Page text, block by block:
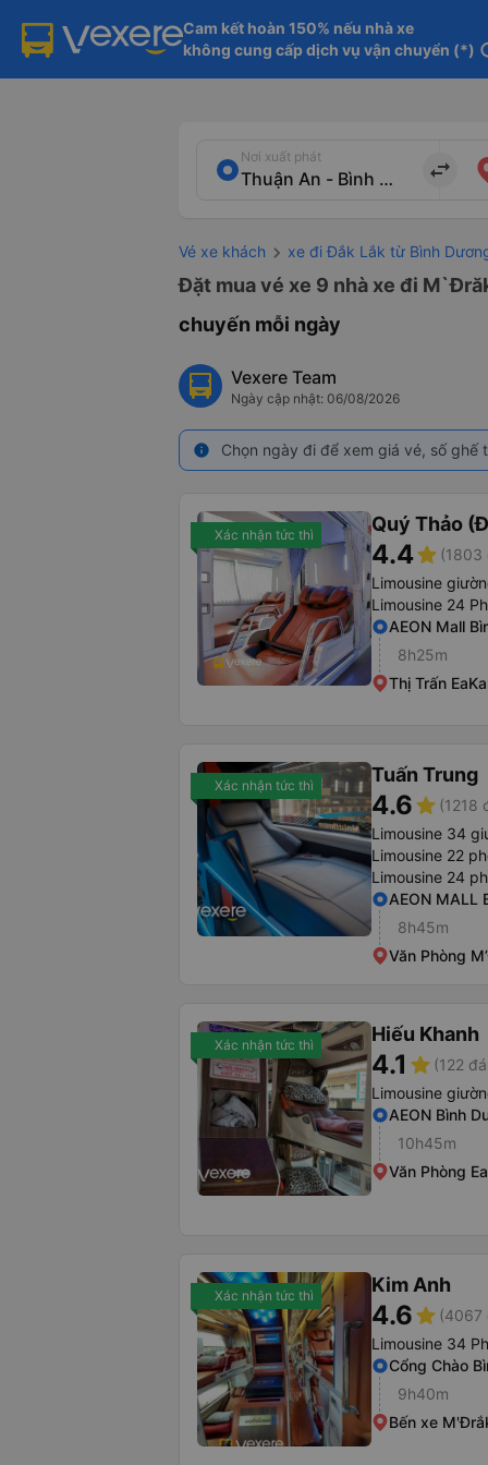
Cam kết hoàn 150% nếu nhà xe
không cung cấp dịch vụ vận chuyển (*)
Nơi xuất phát
import_export
Vé xe khách xe đi Đắk Lắk từ Bình
Đặt mua vé xe 9 nhà xe đi
chuyến mỗi ngày
Vexere Team
Ngày cập nhật: 06/08/2026
info Chọn ngày đi để xem giá vé, số
Xác nhận tức thì Quý Thảo
4.4star (1803
Limousine
Limousine 24
AEON Mall
8h25m
Thị Trấn
Xác nhận tức thì Tuấn Trung
4.6star (1218
Limousine 34
Limousine 22
Limousine 24
AEON MALL
8h45m
Văn Phòng
Xác nhận tức thì Hiếu Khanh
4.1 star (122
Limousine
AEON Bình
10h45m
Văn Phòng
Xác nhận tức thì Kim Anh
4.6star (4067
Limousine 34
Cổng Chào
9h40m
Bến xe